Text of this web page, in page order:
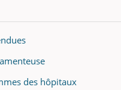
des hôpitaux